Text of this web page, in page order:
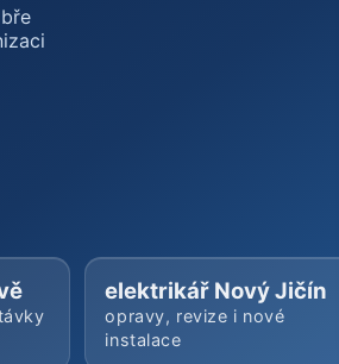
elektrikář Nový Jičín
opravy, revize i nové
instalace